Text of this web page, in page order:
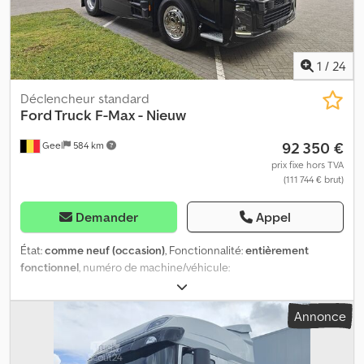
1 / 24
Geel 584 km
Déclencheur standard
Ford Truck F-Max - Nieuw
92 350 €
prix fixe hors TVA
(111 744 € brut)
Demander Appel
État:comme neuf (occasion), Fonctionnalité:entièrement
fonctionnel, numéro de machine/véhicule:
, kilométrage:
kW (500,00 ch), première immatriculation:10/2025, type de
, dimension des pneus:
385/55 R 22.5 - 315/70 R
, configuration d'essieux: 4x2, empattement:3 600 mm
intarder, couleur:noir, cabine conducteur:cabine couchette
Annonce